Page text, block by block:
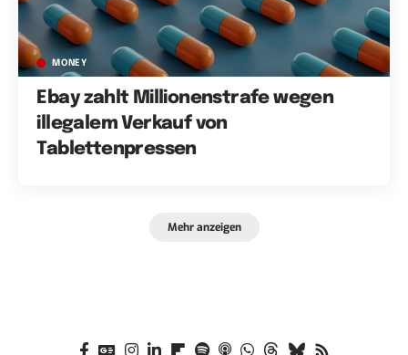
MONEY
Ebay zahlt Millionenstrafe wegen
illegalem Verkauf von
Tablettenpressen
Mehr anzeigen